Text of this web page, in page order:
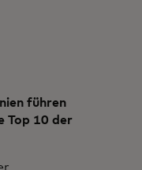
führen
Top 10 der